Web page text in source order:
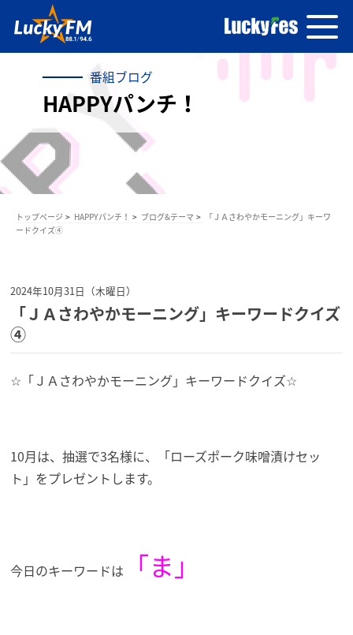
番組ブログ
HAPPYパンチ！
トップページ HAPPYパンチ！ ブログ&テーマ
「ＪＡさわやかモーニング」キーワ
ードクイズ④
2024年10月31日（木曜日）
「ＪＡさわやかモーニング」キーワードクイズ
④
☆「ＪＡさわやかモーニング」キーワードクイズ☆
10月は、抽選で3名様に、「ローズポーク味噌漬けセッ
ト」をプレゼントします。
今日のキーワードは 「ま」